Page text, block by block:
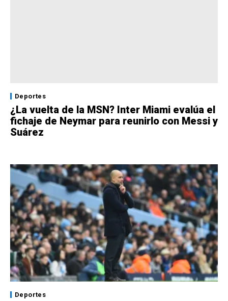
Deportes
¿La vuelta de la MSN? Inter Miami evalúa el
fichaje de Neymar para reunirlo con Messi y
Suárez
Deportes